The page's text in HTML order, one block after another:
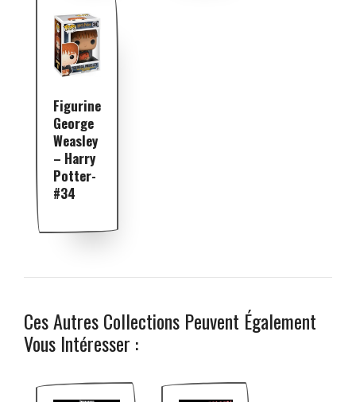
Figurine
George
Weasley
– Harry
Potter-
#34
Ces Autres Collections Peuvent Également
Vous Intéresser :